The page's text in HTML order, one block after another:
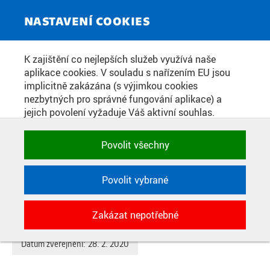
NASTAVENÍ COOKIES
K zajištění co nejlepších služeb využívá naše
aplikace cookies. V souladu s nařízením EU jsou
implicitně zakázána (s výjimkou cookies
nezbytných pro správné fungování aplikace) a
jejich povolení vyžaduje Váš aktivní souhlas.
zakázat, případně vybrat a povolit cookies podle
kategorie. Svoje rozhodnutí můžete samozřejmě
kdykoli změnit.
POTŘEBNÉ
Technické cookies využívané aplikacemi
ČVUT pro uchování jejich nastavení,
vlastností a identifikátorů relace. Jsou
Povolit všechny
Povolit vybrané
Zakázat nepotřebné
ZPRAVODAJSKÝ SERVIS
ROBOTICI Z FAKULTY
ELEKTROTECHNICKÉ ČVUT V
PRAZE VYHRÁLI SVĚTOVOU
SOUTĚŽ DARPA SUBTERRANEAN
CHALLENGE URBAN CIRCUIT
MEZI NESPONZOROVANÝMI
TÝMY A OBSADILI CELKOVĚ 3.
MÍSTO
Datum zveřejnění:28. 2. 2020